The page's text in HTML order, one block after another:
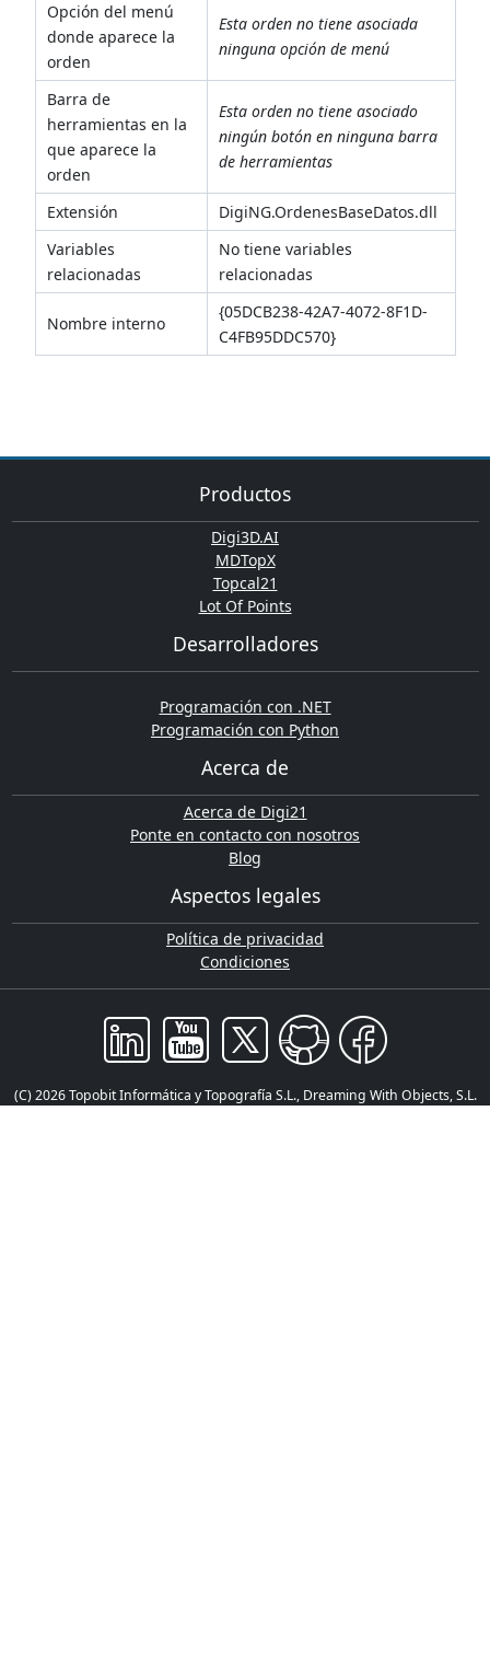
Opción del menú
donde aparece la
orden
Esta orden no tiene asociada
ninguna opción de menú
Barra de
herramientas en la
que aparece la
orden
Esta orden no tiene asociado
ningún botón en ninguna barra
de herramientas
Extensión
DigiNG.OrdenesBaseDatos.dll
Variables
relacionadas
No tiene variables
relacionadas
Nombre interno
{05DCB238-42A7-4072-8F1D-
C4FB95DDC570}
Productos
Digi3D.AI
MDTopX
Topcal21
Lot Of Points
Desarrolladores
Programación con .NET
Programación con Python
Acerca de
Acerca de Digi21
Ponte en contacto con nosotros
Blog
Aspectos legales
Política de privacidad
Condiciones
(C) 2026 Topobit Informática y Topografía S.L., Dreaming With Objects, S.L.